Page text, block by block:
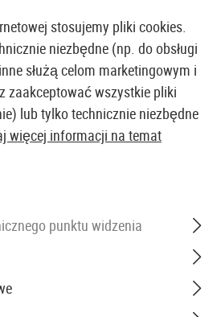
SKLEP I HURTOWNIA
Seals Full
stosujemy pliki cookies.
niezbędne (np. do obsługi
służą celom marketingowym i
zaakceptować wszystkie pliki
lub tylko technicznie niezbędne
więcej informacji na temat
punktu widzenia